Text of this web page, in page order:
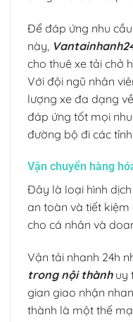
Để đáp ứng nhu cầu
này,
cho thuê xe tải chở
Với đội ngũ nhân
lượng xe đa dạng
đáp ứng tốt mọi
đường bộ đi các
Vận chuyển hàng
Đây là loại hình
an toàn và tiết kiệm
cho cá nhân và
Vận tải nhanh 24h
trong nội thànhuy
gian giao nhận
thành là một thế